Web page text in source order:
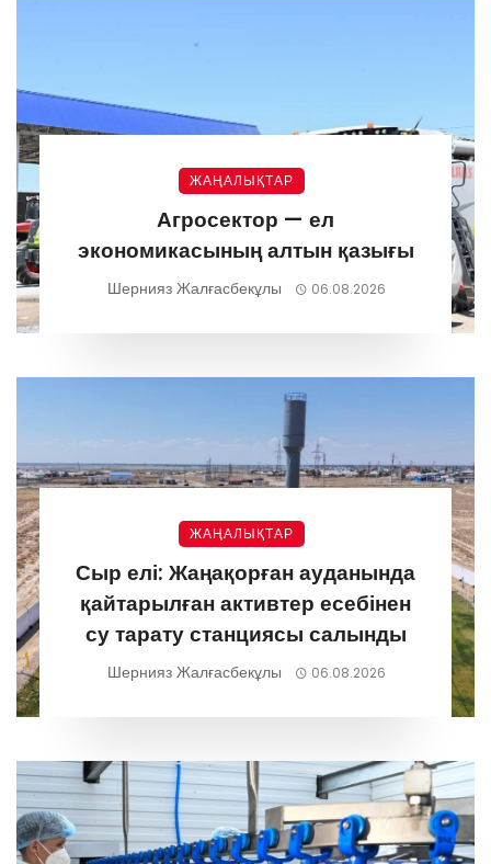
ЖАҢАЛЫҚТАР
Агросектор — ел
экономикасының алтын қазығы
Шернияз Жалғасбекұлы 06.08.2026
ЖАҢАЛЫҚТАР
Сыр елі: Жаңақорған ауданында
қайтарылған активтер есебінен
су тарату станциясы салынды
Шернияз Жалғасбекұлы 06.08.2026